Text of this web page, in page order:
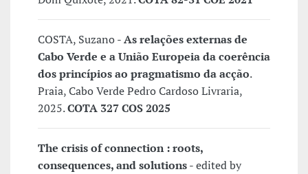
COSTA, Suzano -As relações externas de
Cabo Verde e a União Europeia da coerência
dos princípios ao pragmatismo da acção.
Praia, Cabo Verde Pedro Cardoso Livraria,
2025.COTA 327 COS 2025
The crisis of connection : roots,
consequences, and solutions- edited by